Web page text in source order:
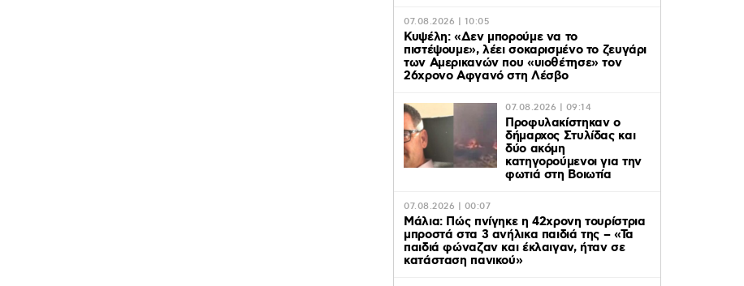
07.08.2026 | 10:05
Κυψέλη: «Δεν μπορούμε να το
πιστέψουμε», λέει σοκαρισμένο το ζευγάρι
των Αμερικανών που «υιοθέτησε» τον
26χρονο Αφγανό στη Λέσβο
07.08.2026 | 09:14
Προφυλακίστηκαν ο
δήμαρχος Στυλίδας και
δύο ακόμη
κατηγορούμενοι για την
φωτιά στη Βοιωτία
07.08.2026 | 00:07
Μάλια: Πώς πνίγηκε η 42χρονη τουρίστρια
μπροστά στα 3 ανήλικα παιδιά της – «Τα
παιδιά φώναζαν και έκλαιγαν, ήταν σε
κατάσταση πανικού»